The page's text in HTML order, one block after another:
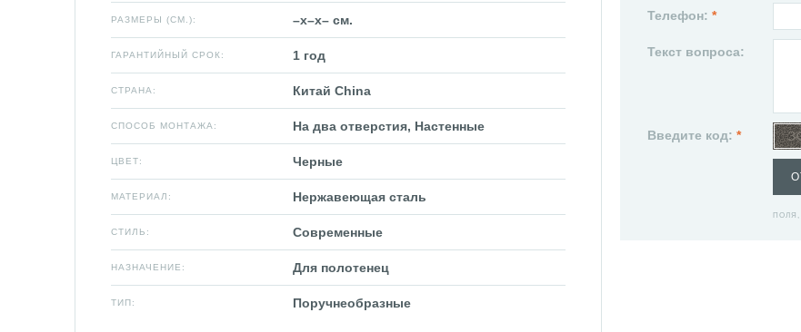
РАЗМЕРЫ (СМ.): –x–x– см.
ГАРАНТИЙНЫЙ СРОК: 1 год
СТРАНА: Китай China
СПОСОБ МОНТАЖА: На два отверстия, Настенные
ЦВЕТ: Черные
МАТЕРИАЛ: Нержавеющая сталь
СТИЛЬ: Современные
НАЗНАЧЕНИЕ: Для полотенец
ТИП: Поручнеобразные
Телефон: *
Текст вопроса:
Введите код: *
ПОЛЯ,